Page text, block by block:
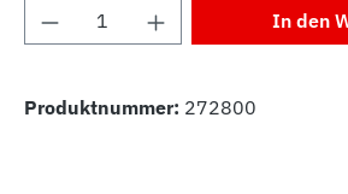
Produkt Anzahl: Gib den
In den
Produktnummer: 272800